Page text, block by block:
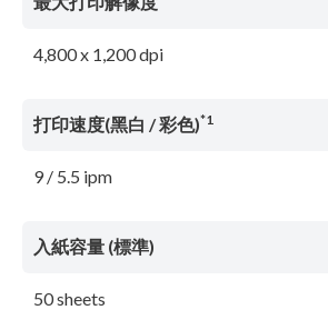
4,800 x 1,200 dpi
打印速度(黑白 / 彩色)*1
9 / 5.5 ipm
入紙容量 (標準)
50 sheets